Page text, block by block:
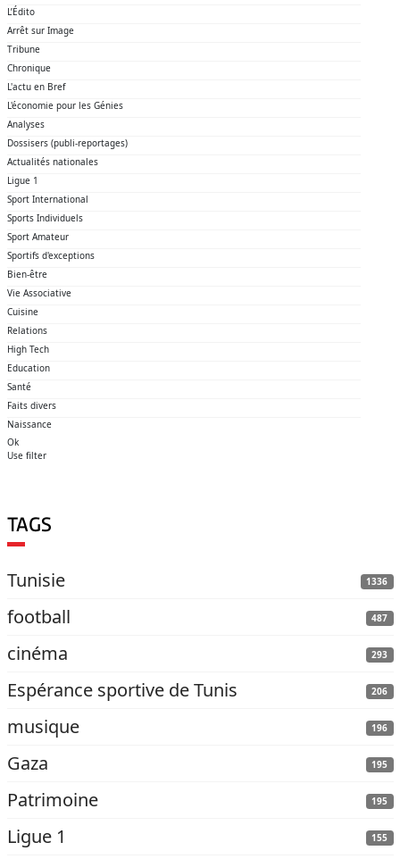
L’Édito
Arrêt sur Image
Tribune
Chronique
L'actu en Bref
L'économie pour les Génies
Analyses
Dossisers (publi-reportages)
Actualités nationales
Ligue 1
Sport International
Sports Individuels
Sport Amateur
Sportifs d'exceptions
Bien-être
Vie Associative
Cuisine
Relations
High Tech
Education
Santé
Faits divers
Naissance
Ok
Use filter
TAGS
Tunisie 1336
football 487
cinéma 293
Espérance sportive de Tunis 206
musique 196
Gaza 195
Patrimoine 195
Ligue 1 155